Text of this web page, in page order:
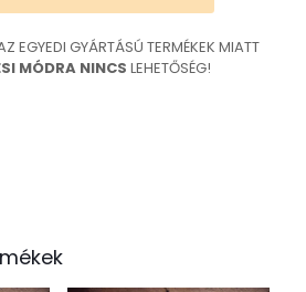
EGYEDI GYÁRTÁSÚ TERMÉKEK MIATT
MÓDRA NINCS LEHETŐSÉG!